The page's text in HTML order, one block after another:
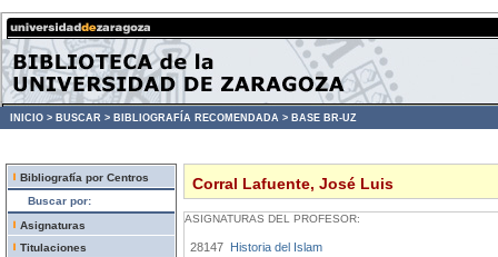
INICIO > BUSCAR > BIBLIOGRAFÍA RECOMENDADA > BASE BR-UZ
Bibliografía por Centros
Buscar por:
Asignaturas
Titulaciones
Corral Lafuente, José Luis
ASIGNATURAS DEL PROFESOR:
28147 Historia del Islam